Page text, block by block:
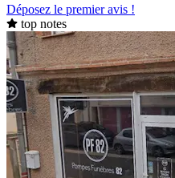
Déposez le premier avis !
top notes